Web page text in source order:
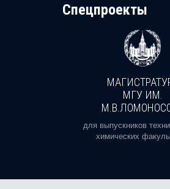
Cпецпроекты
МГУ ИМ.
для выпускников
химических